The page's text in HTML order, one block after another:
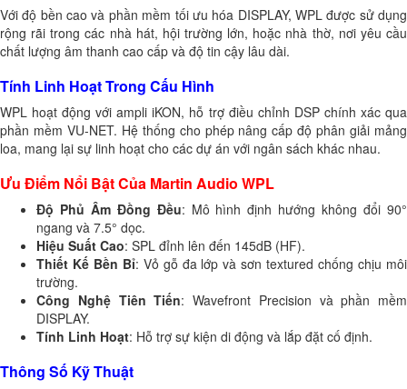
Với độ bền cao và phần mềm tối ưu hóa DISPLAY, WPL được sử dụng
rộng rãi trong các nhà hát, hội trường lớn, hoặc nhà thờ, nơi yêu cầu
chất lượng âm thanh cao cấp và độ tin cậy lâu dài.
Tính Linh Hoạt Trong Cấu Hình
WPL hoạt động với ampli iKON, hỗ trợ điều chỉnh DSP chính xác qua
phần mềm VU-NET. Hệ thống cho phép nâng cấp độ phân giải mảng
loa, mang lại sự linh hoạt cho các dự án với ngân sách khác nhau.
Ưu Điểm Nổi Bật Của Martin Audio WPL
Độ Phủ Âm Đồng Đều: Mô hình định hướng không đổi 90°
ngang và 7.5° dọc.
Hiệu Suất Cao: SPL đỉnh lên đến 145dB (HF).
Thiết Kế Bền Bỉ: Vỏ gỗ đa lớp và sơn textured chống chịu môi
trường.
Công Nghệ Tiên Tiến: Wavefront Precision và phần mềm
DISPLAY.
Tính Linh Hoạt: Hỗ trợ sự kiện di động và lắp đặt cố định.
Thông Số Kỹ Thuật